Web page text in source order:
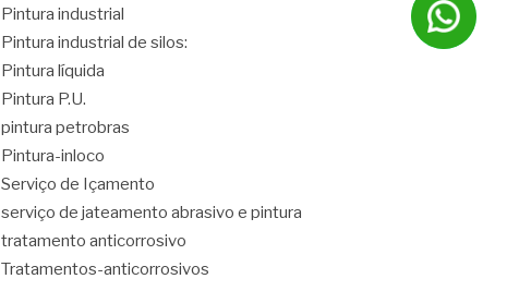
Pintura industrial
Pintura industrial de silos:
Pintura líquida
Pintura P.U.
pintura petrobras
Pintura-inloco
Serviço de Içamento
serviço de jateamento abrasivo e pintura
tratamento anticorrosivo
Tratamentos-anticorrosivos